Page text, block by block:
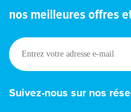
nos meilleures offres
Entrez
votre
adresse
e-
Suivez-nous sur nos